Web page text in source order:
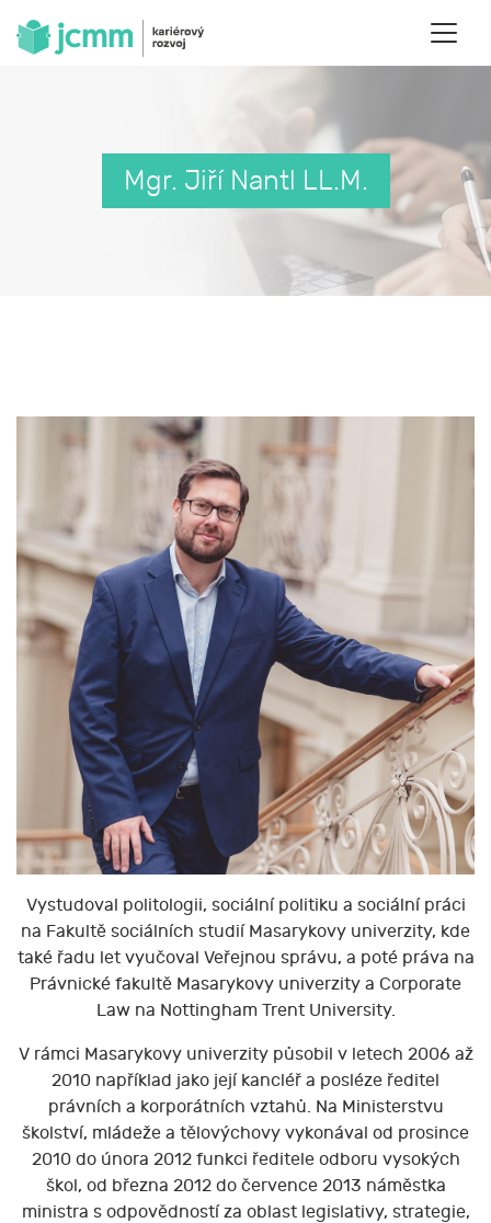
Mgr. Jiří Nantl LL.M.
Vystudoval politologii, sociální politiku a sociální práci
na Fakultě sociálních studií Masarykovy univerzity, kde
také řadu let vyučoval Veřejnou správu, a poté práva na
Právnické fakultě Masarykovy univerzity a Corporate
Law na Nottingham Trent University.
V rámci Masarykovy univerzity působil v letech 2006 až
2010 například jako její kancléř a posléze ředitel
právních a korporátních vztahů. Na Ministerstvu
školství, mládeže a tělovýchovy vykonával od prosince
2010 do února 2012 funkci ředitele odboru vysokých
škol, od března 2012 do července 2013 náměstka
ministra s odpovědností za oblast legislativy, strategie,